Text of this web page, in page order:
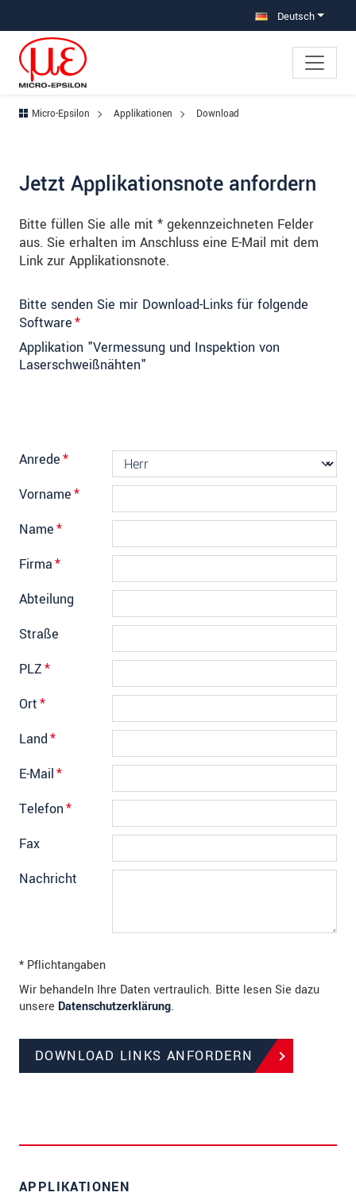
Deutsch
Micro-Epsilon Applikationen Download
Jetzt Applikationsnote anfordern
Bitte füllen Sie alle mit * gekennzeichneten Felder
aus. Sie erhalten im Anschluss eine E-Mail mit dem
Link zur Applikationsnote.
Bitte senden Sie mir Download-Links für folgende
Software*
Applikation "Vermessung und Inspektion von
Laserschweißnähten"
Anrede*
Vorname*
Name*
Firma*
Abteilung
Straße
PLZ*
Ort*
Land*
E-Mail*
Telefon*
Fax
Nachricht
* Pflichtangaben
Wir behandeln Ihre Daten vertraulich. Bitte lesen Sie dazu
unsere Datenschutzerklärung.
DOWNLOAD LINKS ANFORDERN
APPLIKATIONEN